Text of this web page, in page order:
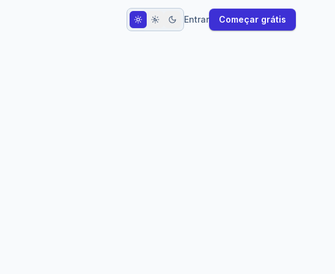
Entrar Começar grátis